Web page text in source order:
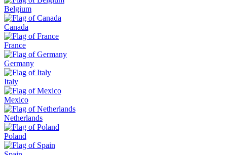
Belgium
Canada
France
Germany
Italy
Mexico
Netherlands
Poland